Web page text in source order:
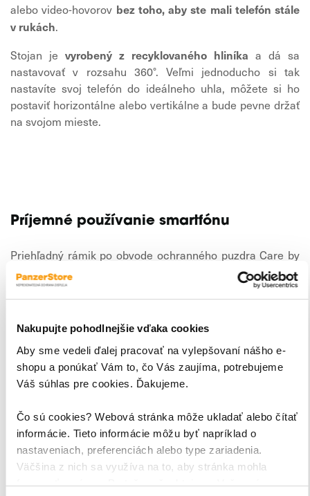
Nakupujte pohodlnejšie vďaka cookies
Aby sme vedeli ďalej pracovať na vylepšovaní nášho e-
shopu a ponúkať Vám to, čo Vás zaujíma, potrebujeme
Váš súhlas pre cookies. Ďakujeme.
Čo sú cookies? Webová stránka môže ukladať alebo čítať
informácie. Tieto informácie môžu byť napríklad o
nastaveniach, preferenciách alebo type zariadenia.
Väčšina z nich sa využíva na to, aby stránka mohla
fungovať správne. Pretože rešpektujeme Vaše právo na
alebo video-hovorov bez toho, aby ste mali telefón stále
v rukách.
Stojan je vyrobený z recyklovaného hliníka a dá sa
nastavovať v rozsahu 360°. Veľmi jednoducho si tak
nastavíte svoj telefón do ideálneho uhla, môžete si ho
postaviť horizontálne alebo vertikálne a bude pevne držať
na svojom mieste.
Príjemné používanie smartfónu
Priehľadný rámik po obvode ochranného puzdra Care by
PanzerGlass™ Transparent Kickstand
má špeciálnu
protišmykovú úpravu
. Vďaka tomu sa veľmi pohodlne drží
mať mokré dlane.
Samozrejmosťou sú precízne vyrobené prelisy na
jednotlivé tlačidlá, takže váš iPhone 16 Pro Max viete pri
nasadenom puzdre ovládať veľmi komfortne, bez
Kompatibilita s MagSafe